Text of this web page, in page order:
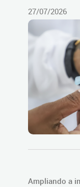
27/07/2026
Ampliando a